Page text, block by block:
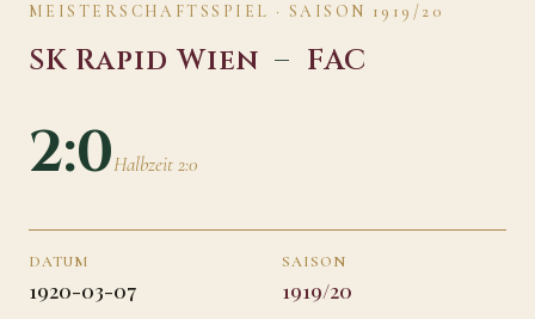
MEISTERSCHAFTSSPIEL · SAISON 1919/20
SK Rapid Wien – FAC
2:0Halbzeit 2:0
DATUM
1920-03-07
SAISON
1919/20